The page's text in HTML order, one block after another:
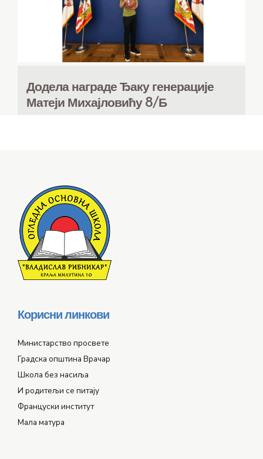
Додела награде Ђаку генерације
Матеји Михајловићу 8/Б
Корисни линкови
Министарство просвете
Градска општина Врачар
Школа без насиља
И родитељи се питају
Француски институт
Мала матура